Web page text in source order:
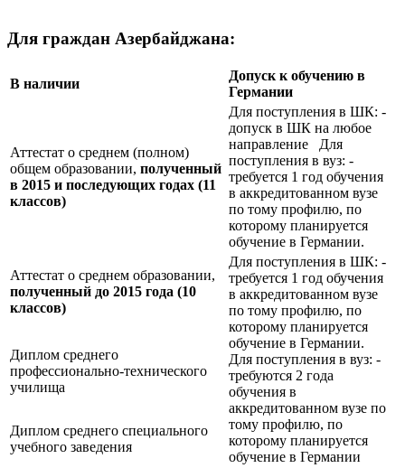
Для граждан Азербайджана:
В наличии
Допуск к обучению в
Германии
Аттестат о среднем (полном)
общем образовании, полученный
в 2015 и последующих годах (11
классов)
Для поступления в ШК: -
допуск в ШК на любое
направление Для
поступления в вуз: -
требуется 1 год обучения
в аккредитованном вузе
по тому профилю, по
которому планируется
обучение в Германии.
Аттестат о среднем образовании,
полученный до 2015 года (10
классов)
Для поступления в ШК: -
требуется 1 год обучения
в аккредитованном вузе
по тому профилю, по
которому планируется
обучение в Германии.
Для поступления в вуз: -
требуются 2 года
обучения в
аккредитованном вузе по
тому профилю, по
которому планируется
обучение в Германии
Диплом среднего
профессионально-технического
училища
Диплом среднего специального
учебного заведения